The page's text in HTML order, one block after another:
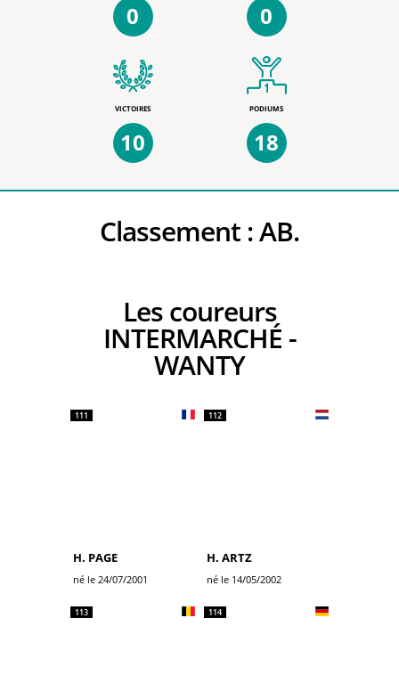
0 0
VICTOIRES
10
PODIUMS
18
Classement :AB.
Les coureurs
INTERMARCHÉ -
WANTY
111
H. PAGE
né le 24/07/2001
112
H. ARTZ
né le 14/05/2002
113 114